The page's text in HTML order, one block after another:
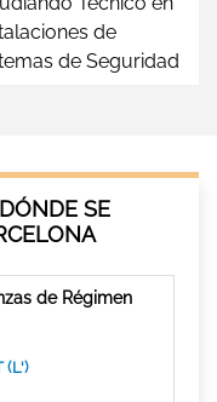
de
de Seguridad
SE
de Régimen
(L')